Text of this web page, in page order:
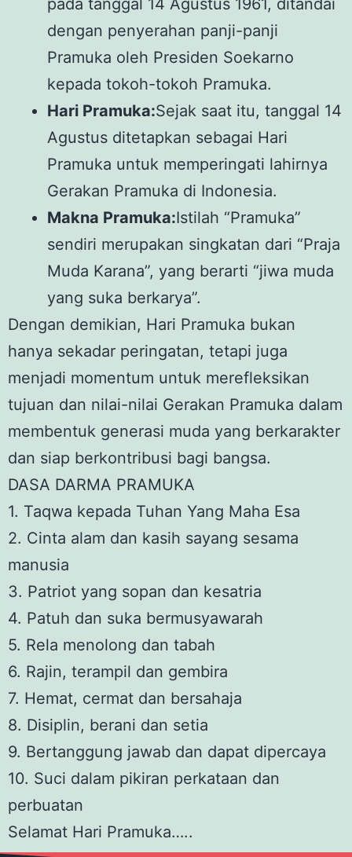
pada tanggal 14 Agustus 1961, ditandai
dengan penyerahan panji-panji
Pramuka oleh Presiden Soekarno
kepada tokoh-tokoh Pramuka.
Hari Pramuka:Sejak saat itu, tanggal 14
Agustus ditetapkan sebagai Hari
Pramuka untuk memperingati lahirnya
Gerakan Pramuka di Indonesia.
Makna Pramuka:Istilah “Pramuka”
sendiri merupakan singkatan dari “Praja
Muda Karana”, yang berarti “jiwa muda
yang suka berkarya”.
Dengan demikian, Hari Pramuka bukan
hanya sekadar peringatan, tetapi juga
menjadi momentum untuk merefleksikan
tujuan dan nilai-nilai Gerakan Pramuka dalam
membentuk generasi muda yang berkarakter
dan siap berkontribusi bagi bangsa.
DASA DARMA PRAMUKA
1. Taqwa kepada Tuhan Yang Maha Esa
2. Cinta alam dan kasih sayang sesama
manusia
3. Patriot yang sopan dan kesatria
4. Patuh dan suka bermusyawarah
5. Rela menolong dan tabah
6. Rajin, terampil dan gembira
7. Hemat, cermat dan bersahaja
8. Disiplin, berani dan setia
9. Bertanggung jawab dan dapat dipercaya
10. Suci dalam pikiran perkataan dan
perbuatan
Selamat Hari Pramuka…..